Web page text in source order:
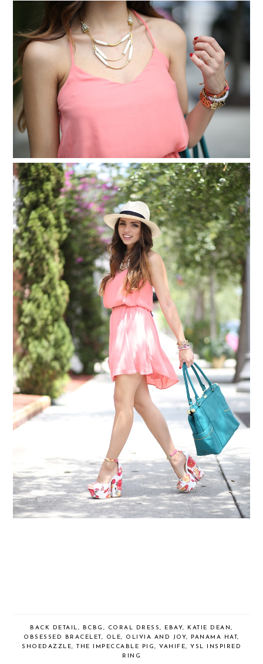
BACK DETAIL, BCBG , CORAL DRESS, EBAY, KATIE DEAN,
OBSESSED BRACELET , OLE, OLIVIA AND JOY, PANAMA HAT,
SHOEDAZZLE, THE IMPECCABLE PIG, VAHIFE, YSL INSPIRED
RING